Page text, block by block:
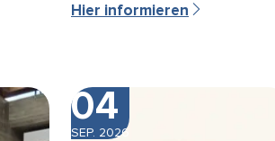
Hier informieren
04
SEP. 2026